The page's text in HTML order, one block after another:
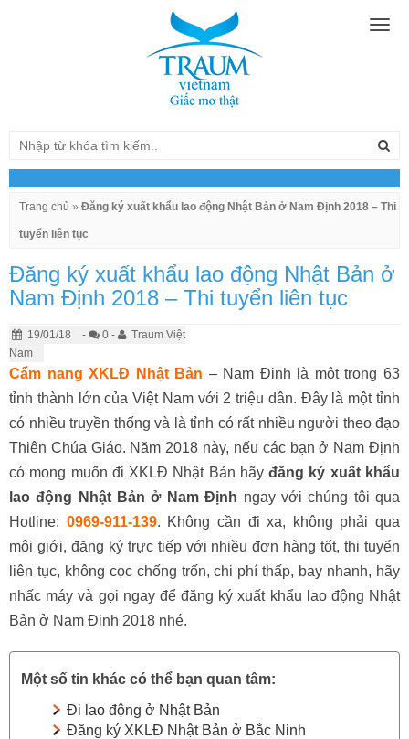
Trang chủ » Đăng ký xuất khẩu lao động Nhật Bản ở Nam Định 2018 – Thi
tuyển liên tục
Đăng ký xuất khẩu lao động Nhật Bản ở
Nam Định 2018 – Thi tuyển liên tục
19/01/18 - 0 -
Traum Việt
Nam
Cẩm nang XKLĐ Nhật Bản – Nam Định là một trong 63
tỉnh thành lớn của Việt Nam với 2 triệu dân. Đây là một tỉnh
có nhiều truyền thống và là tỉnh có rất nhiều người theo đạo
Thiên Chúa Giáo. Năm 2018 này, nếu các bạn ở Nam Định
có mong muốn đi XKLĐ Nhật Bản hãyđăng ký xuất khẩu
lao động Nhật Bản ở Nam Định ngay với chúng tôi qua
Hotline: 0969-911-139. Không cần đi xa, không phải qua
môi giới, đăng ký trực tiếp với nhiều đơn hàng tốt, thi tuyển
liên tục, không cọc chống trốn, chi phí thấp, bay nhanh, hãy
nhấc máy và gọi ngay để đăng ký xuất khẩu lao động Nhật
Bản ở Nam Định 2018 nhé.
Một số tin khác có thể bạn quan tâm:
Đi lao động ở Nhật Bản
Đăng ký XKLĐ Nhật Bản ở Bắc Ninh